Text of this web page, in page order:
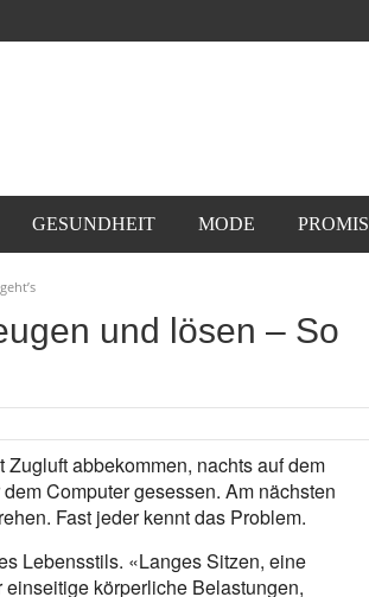
GESUNDHEIT MODE PROMIS
und lösen – So
abbekommen, nachts auf dem
Computer gesessen. Am nächsten
Fast jeder kennt das Problem.
Lebensstils. «Langes Sitzen, eine
körperliche Belastungen,